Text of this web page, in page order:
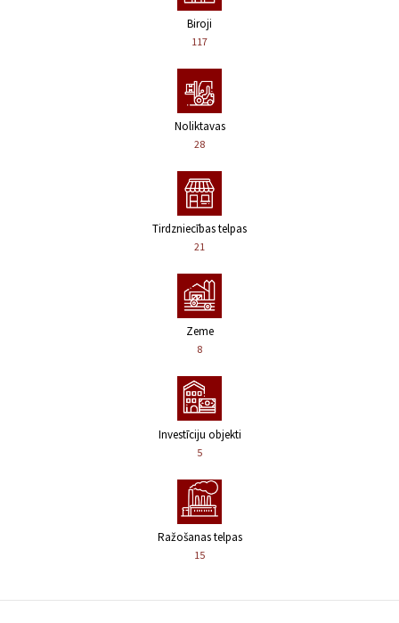
Biroji
117
Noliktavas
28
Tirdzniecības telpas
21
Zeme
8
Investīciju objekti
5
Ražošanas telpas
15